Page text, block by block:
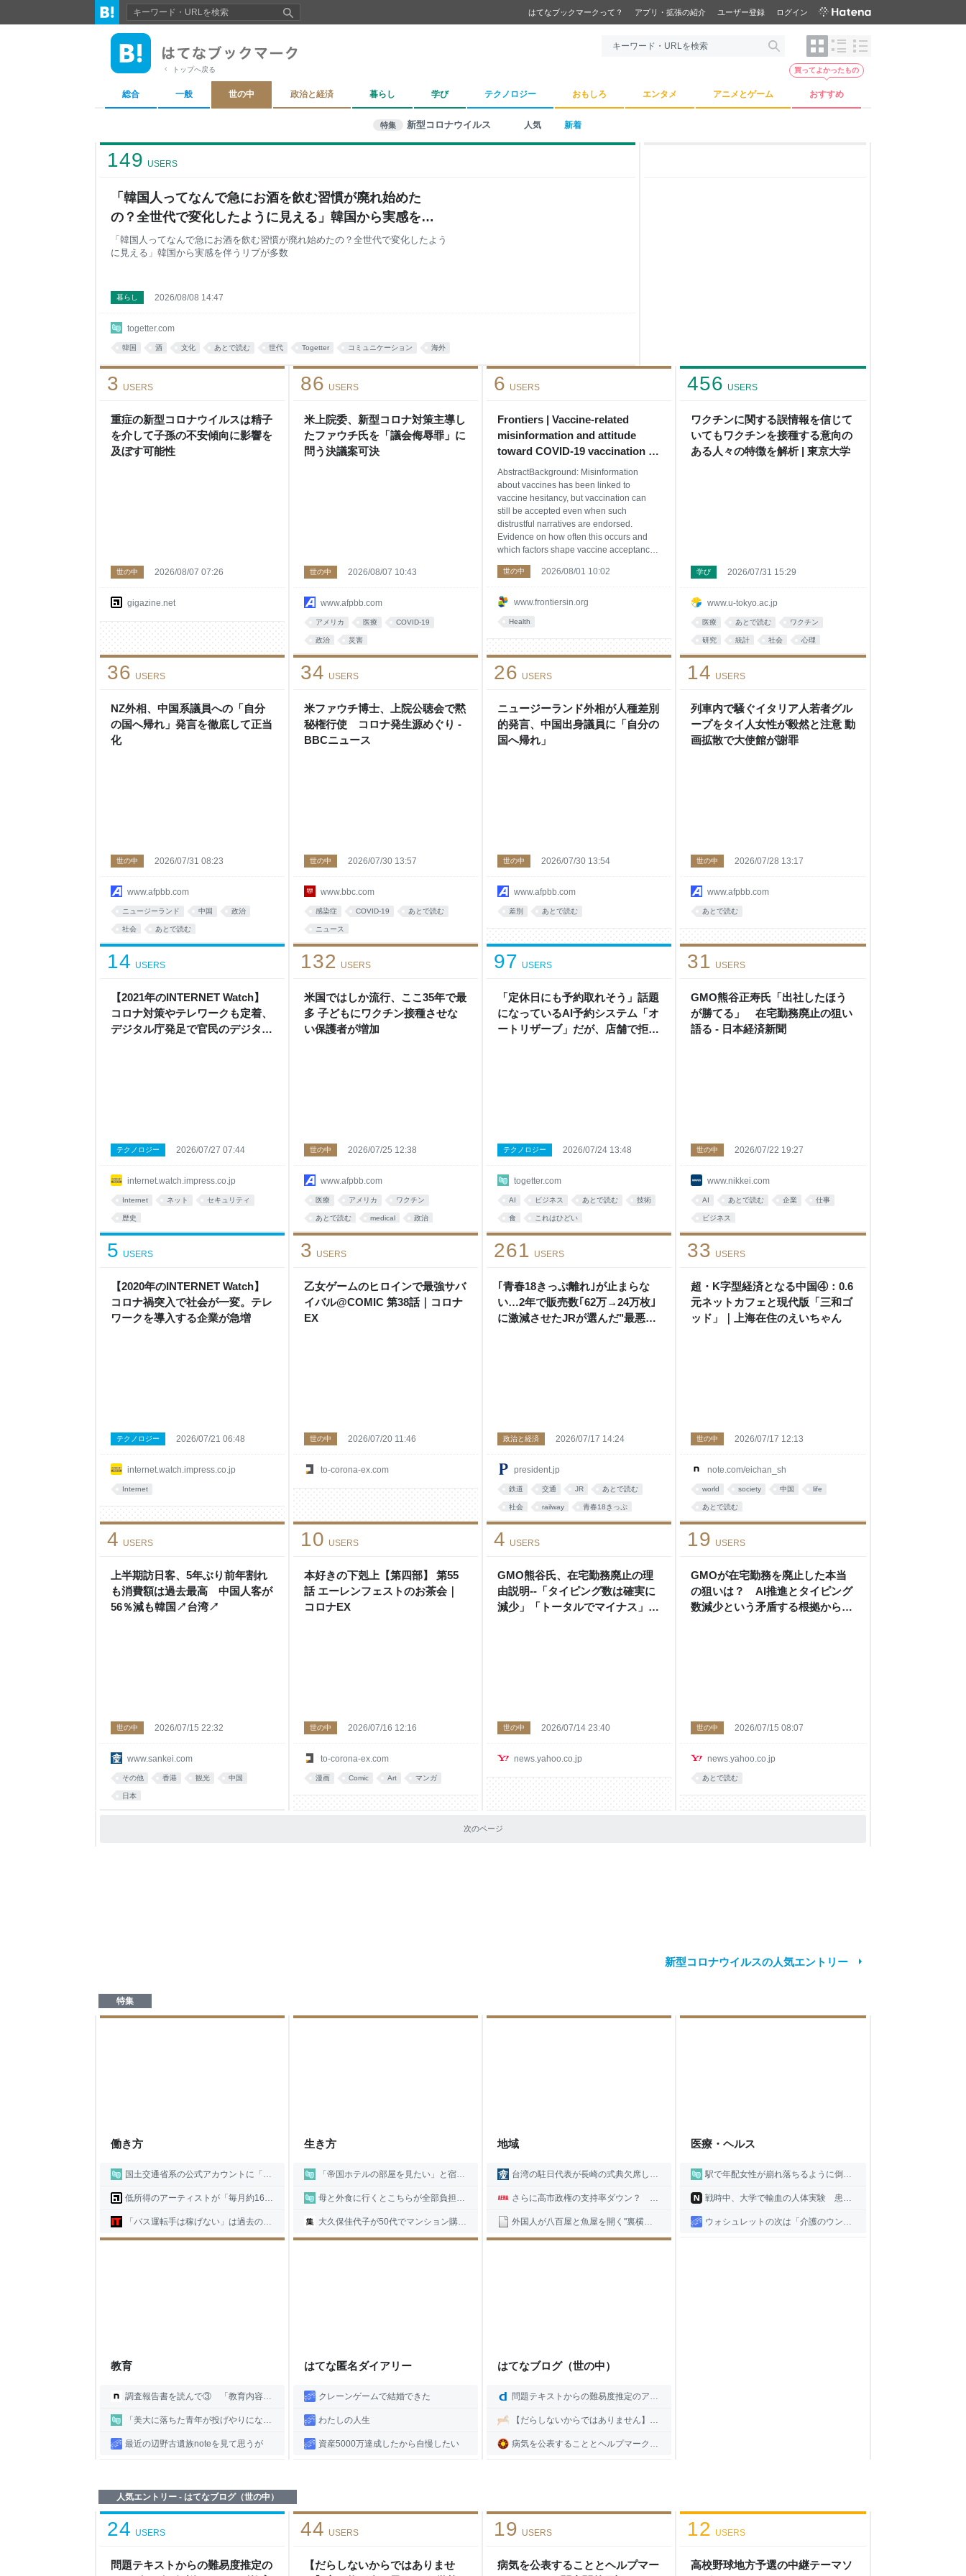
はてなブックマークって？ アプリ・拡張の紹介 ユーザー登録 ログイン
トップへ戻る
総合 一般 世の中 政治と経済 暮らし 学び テクノロジー おもしろ エンタメ アニメとゲーム おすすめ
買ってよかったもの
特集 新型コロナウイルス 人気 新着
「韓国人ってなんで急にお酒を飲む習慣が廃れ始めた
の？全世代で変化したように見える」韓国から実感を伴
うリプが多数
149 USERS
togetter.com
「韓国人ってなんで急にお酒を飲む習慣が廃れ始めたの？全世代で変化したよう
に見える」韓国から実感を伴うリプが多数
暮らし 2026/08/08 14:47
韓国 酒 文化 あとで読む 世代 Togetter コミュニケーション 海外
重症の新型コロナウイルスは精子
を介して子孫の不安傾向に影響を
及ぼす可能性
3 USERS
gigazine.net
世の中 2026/08/07 07:26
米上院委、新型コロナ対策主導し
たファウチ氏を「議会侮辱罪」に
問う決議案可決
86 USERS
www.afpbb.com
世の中 2026/08/07 10:43
アメリカ 医療 COVID-19
政治 災害
Frontiers | Vaccine-related
misinformation and attitude
toward COVID-19 vaccination in
Japan
6 USERS
www.frontiersin.org
AbstractBackground: Misinformation
about vaccines has been linked to
vaccine hesitancy, but vaccination can
still be accepted even when such
distrustful narratives are endorsed.
Evidence on how often this occurs and
which factors shape vaccine acceptance
among individuals who endorsed
misinformation remains limited. Methods:
19 and Society Internet Survey cond
世の中 2026/08/01 10:02
Health
ワクチンに関する誤情報を信じて
いてもワクチンを接種する意向の
ある人々の特徴を解析 | 東京大学
456 USERS
www.u-tokyo.ac.jp
学び 2026/07/31 15:29
医療 あとで読む ワクチン
研究 統計 社会 心理
science 陰謀論 コロナ
NZ外相、中国系議員への「自分
の国へ帰れ」発言を徹底して正当
化
36 USERS
www.afpbb.com
世の中 2026/07/31 08:23
ニュージーランド 中国 政治
社会 あとで読む
米ファウチ博士、上院公聴会で黙
秘権行使 コロナ発生源めぐり -
BBCニュース
34 USERS
www.bbc.com
世の中 2026/07/30 13:57
感染症 COVID-19 あとで読む
ニュース
ニュージーランド外相が人種差別
的発言、中国出身議員に「自分の
国へ帰れ」
26 USERS
www.afpbb.com
世の中 2026/07/30 13:54
差別 あとで読む
列車内で騒ぐイタリア人若者グル
ープをタイ人女性が毅然と注意 動
画拡散で大使館が謝罪
14 USERS
www.afpbb.com
世の中 2026/07/28 13:17
あとで読む
【2021年のINTERNET Watch】
コロナ対策やテレワークも定着、
デジタル庁発足で官民のデジタル
14 USERS
internet.watch.impress.co.jp
テクノロジー 2026/07/27 07:44
Internet ネット セキュリティ
歴史
米国ではしか流行、ここ35年で最
多 子どもにワクチン接種させな
い保護者が増加
132 USERS
www.afpbb.com
世の中 2026/07/25 12:38
医療 アメリカ ワクチン
あとで読む medical 政治
トランプ 社会
「定休日にも予約取れそう」話題
になっているAI予約システム「オ
ートリザーブ」だが、店舗で拒否
97 USERS
togetter.com
テクノロジー 2026/07/24 13:48
AI ビジネス あとで読む 技術
食 これはひどい
GMO熊谷正寿氏「出社したほう
が勝てる」 在宅勤務廃止の狙い
語る - 日本経済新聞
31 USERS
www.nikkei.com
世の中 2026/07/22 19:27
AI あとで読む 企業 仕事
ビジネス
【2020年のINTERNET Watch】
コロナ禍突入で社会が一変。テレ
ワークを導入する企業が急増
5 USERS
internet.watch.impress.co.jp
テクノロジー 2026/07/21 06:48
Internet
乙女ゲームのヒロインで最強サバ
イバル@COMIC 第38話｜コロナ
EX
3 USERS
to-corona-ex.com
世の中 2026/07/20 11:46
｢青春18きっぷ離れ｣が止まらな
い…2年で販売数｢62万→24万枚｣
に激減させたJRが選んだ"最悪の
261 USERS
president.jp
政治と経済 2026/07/17 14:24
鉄道 交通 JR あとで読む
社会 railway 青春18きっぷ
報道 ビジネス 考え方
超・K字型経済となる中国④：0.6
元ネットカフェと現代版「三和ゴ
ッド」｜上海在住のえいちゃん
33 USERS
note.com/eichan_sh
世の中 2026/07/17 12:13
world society 中国 life
あとで読む
上半期訪日客、5年ぶり前年割れ
も消費額は過去最高 中国人客が
56％減も韓国↗台湾↗
4 USERS
www.sankei.com
世の中 2026/07/15 22:32
その他 香港 観光 中国
日本
本好きの下剋上【第四部】 第55
話 エーレンフェストのお茶会｜
コロナEX
10 USERS
to-corona-ex.com
世の中 2026/07/16 12:16
漫画 Comic Art マンガ
GMO熊谷氏、在宅勤務廃止の理
由説明--「タイピング数は確実に
減少」「トータルでマイナス」
4 USERS
news.yahoo.co.jp
世の中 2026/07/14 23:40
GMOが在宅勤務を廃止した本当
の狙いは？ AI推進とタイピング
数減少という矛盾する根拠から考
19 USERS
news.yahoo.co.jp
世の中 2026/07/15 08:07
あとで読む
次のページ
新型コロナウイルスの人気エントリー
特集
働き方
国土交通省系の公式アカウントに「投稿内容も上司の決裁が必要か？」という質問があったが、局幹部に最新のネットミームを解説するという地獄の業務が発生しているらしい
低所得のアーティストが「毎月約16万円のベーシックインカム」を無条件で受け取る実験で起きた変化とは？
「バス運転手は稼げない」は過去の話？ ウィラーが年収600万円を実現した理由
生き方
「帝国ホテルの部屋を見たい」と宿泊先に押し掛けてきた人がいきなり備え付けのチョコを食べだしたのでとがめたら、その後各方面に呪詛を吐かれまくった→残念な体験談に同情集まる
母と外食に行くとこちらが全部負担することが当たり前、「孫今度見るから1時間千円とかでどう？」と言われたり、経済的に豊かではないのに「旦那さん稼ぎ多い」と言われて、しんどい…
大久保佳代子が50代でマンション購入…きっかけは浴槽裏の湯垢地獄、「レギュラー番組が多いほどローンを組みやすい」不動産屋に言われた“芸能人ならではの事情” | 集英社オンライン
地域
台湾の駐日代表が長崎の式典欠席し抗議声明 席次で大使級の「適切な待遇」せずと訴え
さらに高市政権の支持率ダウン？ 高市首相の熊本地震被災地視察と動画に殺到する批判の声 | AERA DIGITAL（アエラデジタル）
外国人が八百屋と魚屋を開く"裏横浜" 深夜にカニが徘徊する商店街で見た多文化共生のリアル ｢安い野菜はどこで仕入れてる?｣
医療・ヘルス
駅で年配女性が崩れ落ちるように倒れたが、自分ともう1人の女性しか反応しておらず、他の人は遠巻きから見てただけ… その後、駅員を呼びに行ったら、ダルそうに対応され、辛くなった
戦時中、大学で輸血の人体実験 患者に動物の血使用、死亡例も | NEWSjp
ウォシュレットの次は「介護のウンコ」を自動化しろ
教育
調査報告書を読んで③ 「教育内容は対象外」｜辺野古ボート転覆事故遺族メモ
「美大に落ちた青年が投げやりになっちゃう」ドイツの教育制度、小学校卒業時点で将来が確定したら投げやりになりそう
最近の辺野古遺族noteを見て思うが
はてな匿名ダイアリー
クレーンゲームで結婚できた
わたしの人生
資産5000万達成したから自慢したい
はてなブログ（世の中）
問題テキストからの難易度推定のアルゴリズム解説 - ドワンゴ教育サービス開発者ブログ
【だらしないからではありません】忘れ物が多い子ども ～学校で見えていた共通点～ - TeaTime∞
病気を公表することとヘルプマークについて - 関内関外日記
人気エントリー - はてなブログ（世の中）
問題テキストからの難易度推定の
24 USERS
【だらしないからではありませ
44 USERS
病気を公表することとヘルプマー
19 USERS
高校野球地方予選の中継テーマソ
12 USERS